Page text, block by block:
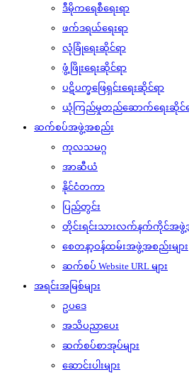
ဒီမိုကရေစီရေးရာ
ဖက်ဒရယ်ရေးရာ
လုံခြုံရေးဆိုင်ရာ
ဖွံ့ဖြိုးရေးဆိုင်ရာ
ပဋိပက္ခဖြေရှင်းရေးဆိုင်ရာ
ယုံကြည်မှုတည်ဆောက်ရေးဆိုင်
ဆက်စပ်အဖွဲ့အစည်း
ကုလသမဂ္ဂ
အာဆီယံ
နိုင်ငံတကာ
ပြည်တွင်း
တိုင်းရင်းသားလက်နက်ကိုင်အဖွဲ့အ
စေတနာ့ဝန်ထမ်းအဖွဲ့အစည်းများ
ဆက်စပ် Website URL များ
အရင်းအမြစ်များ
ဥပဒေ
အသိပညာပေး
ဆက်စပ်စာအုပ်များ
ဆောင်းပါးများ